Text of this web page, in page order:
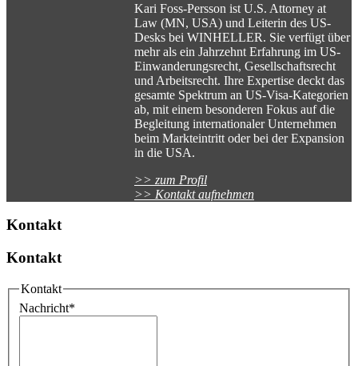
Kari Foss-Persson ist U.S. Attorney at
Law (MN, USA) und Leiterin des US-
Desks bei WINHELLER. Sie verfügt über
mehr als ein Jahrzehnt Erfahrung im US-
Einwanderungsrecht, Gesellschaftsrecht
und Arbeitsrecht. Ihre Expertise deckt das
gesamte Spektrum an US-Visa-Kategorien
ab, mit einem besonderen Fokus auf die
Begleitung internationaler Unternehmen
beim Markteintritt oder bei der Expansion
in die USA.
>> zum Profil
>> Kontakt aufnehmen
Kontakt
Kontakt
Kontakt
Nachricht*